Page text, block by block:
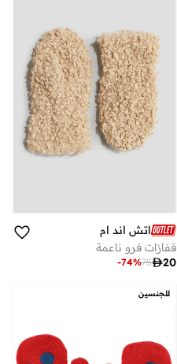
اتش اند ام
قفازات فرو ناعمة
20
75
-74%
للجنسين